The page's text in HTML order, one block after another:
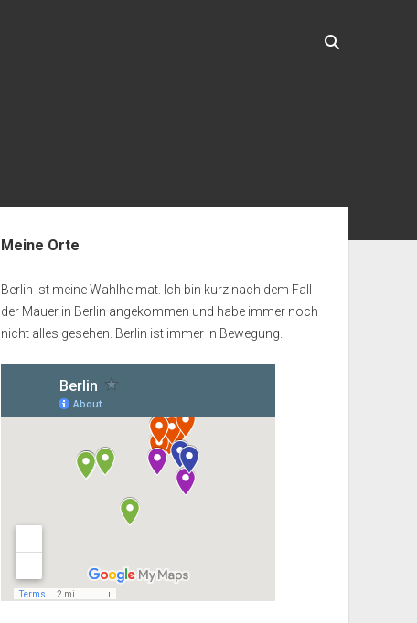
Meine Orte
Berlin ist meine Wahlheimat. Ich bin kurz nach dem Fall
der Mauer in Berlin angekommen und habe immer noch
nicht alles gesehen. Berlin ist immer in Bewegung.